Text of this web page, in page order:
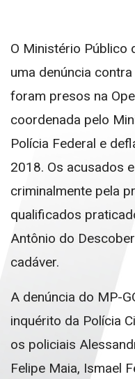
O Ministério Público
uma denúncia
foram presos na
coordenada pelo
Polícia Federal e
2018. Os acusados
criminalmente pela
qualificados
Antônio do
cadáver.
A denúncia do MP-
inquérito da Polícia
os policiais
Felipe Maia, Ismael